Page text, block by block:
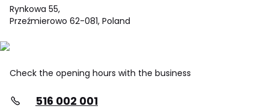
Rynkowa 55,
Przeźmierowo 62-081, Poland
Check the opening hours with the business
516 002 001